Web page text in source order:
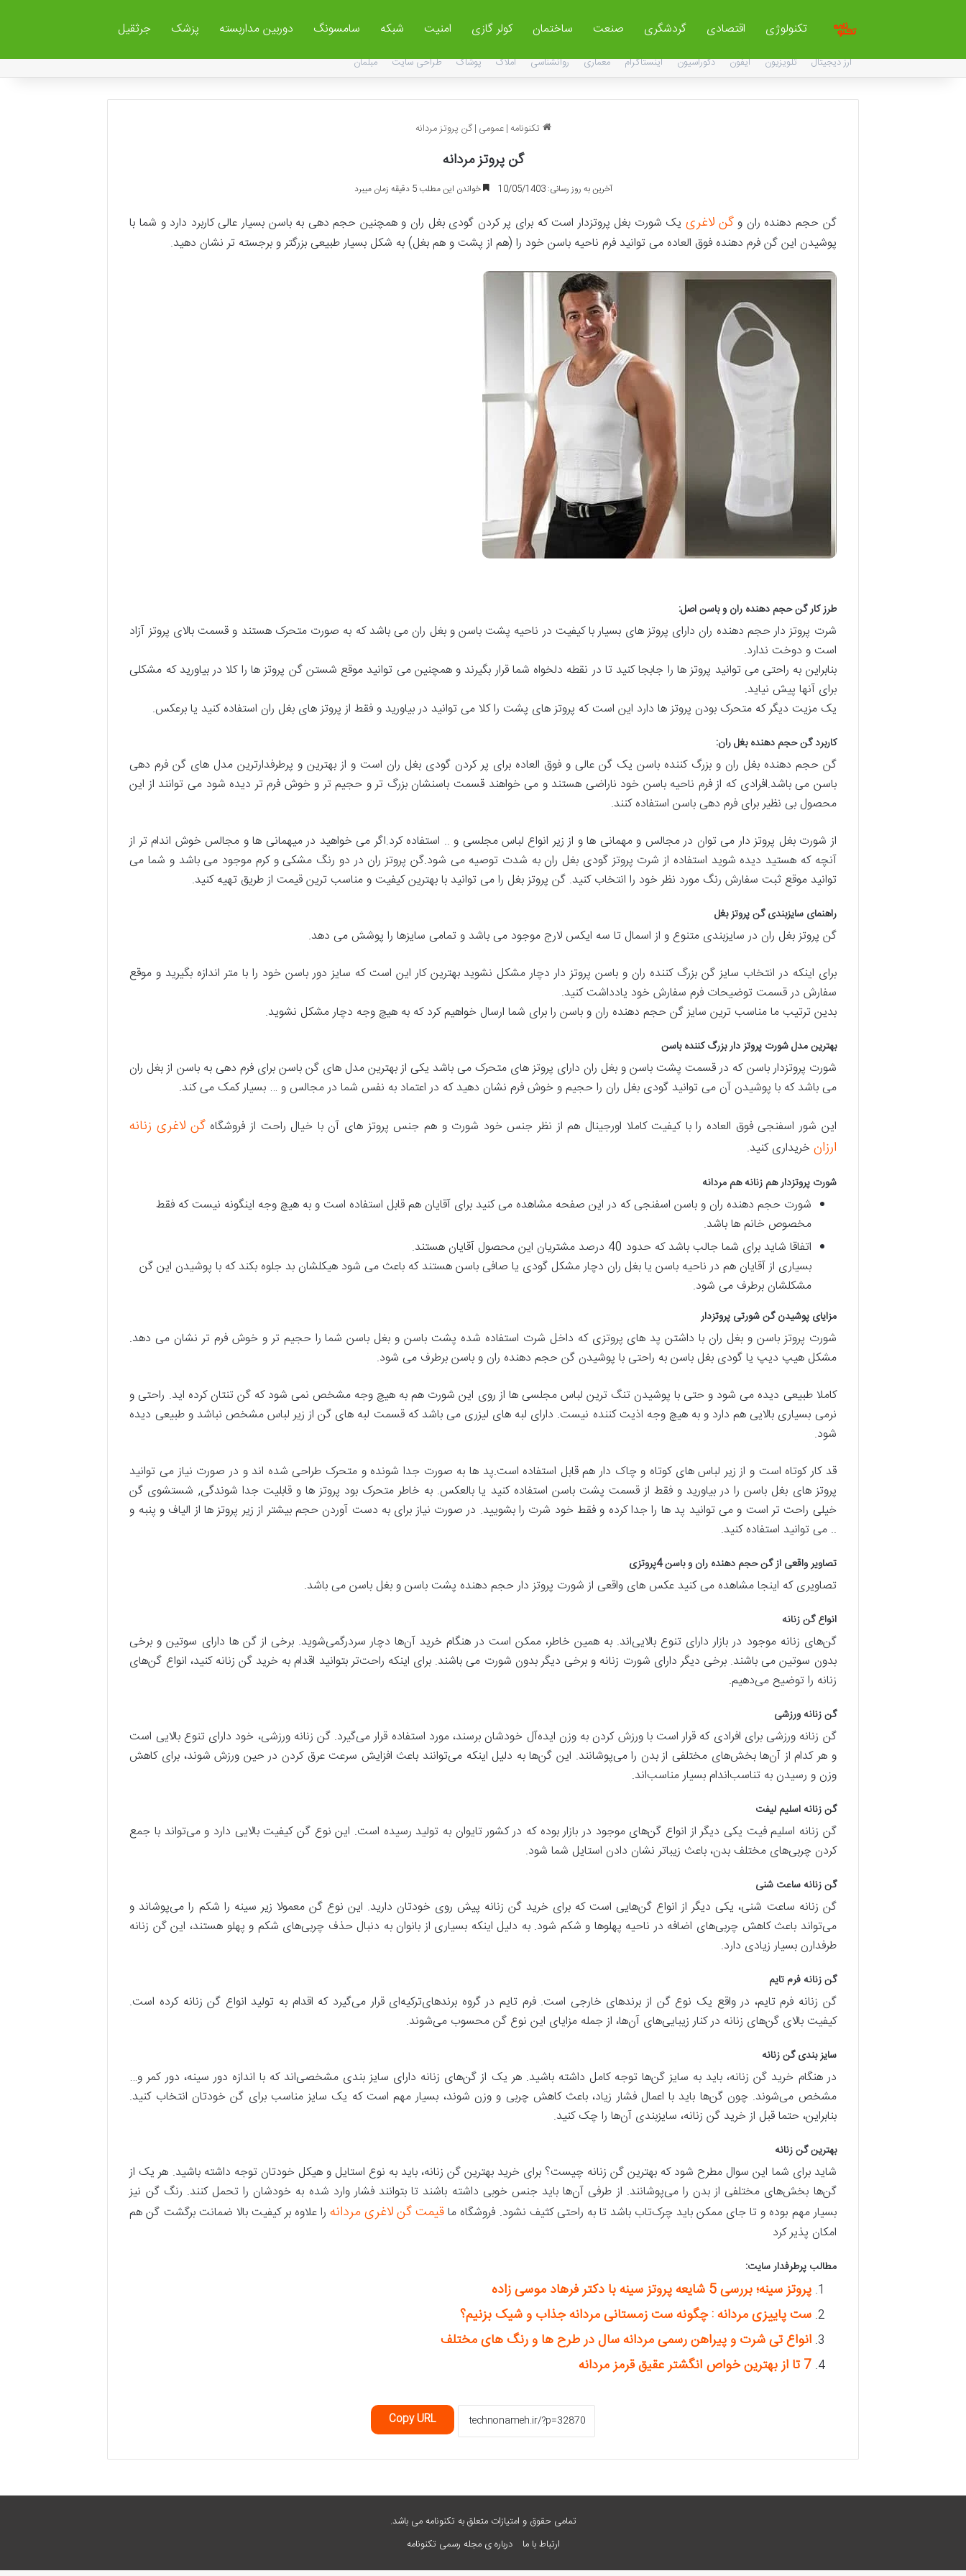
تکنولوژی اقتصادی گردشگری صنعت ساختمان کولر گازی امنیت شبکه سامسونگ دوربین مداربسته پزشک جرثقیل
ارز دیجیتال تلویزیون آیفون دکوراسیون اینستاگرام معماری روانشناسی املاک پوشاک طراحی سایت مبلمان
تکنونامه | عمومی | گن پروتز مردانه
گن پروتز مردانه
آخرین به روز رسانی: 10/05/1403 خواندن این مطلب 5 دقیقه زمان میبرد
گن حجم دهنده ران وگن لاغرییک شورت بغل پروتزدار است که برای پر کردن گودی بغل ران و همچنین حجم دهی به باسن بسیار عالی کاربرد دارد و شما با
پوشیدن این گن فرم دهنده فوق العاده می توانید فرم ناحیه باسن خود را (هم از پشت و هم بغل) به شکل بسیار طبیعی بزرگتر و برجسته تر نشان دهید.
طرز کار گن حجم دهنده ران و باسن اصل:
شرت پروتز دار حجم دهنده ران دارای پروتز های بسیار با کیفیت در ناحیه پشت باسن و بغل ران می باشد که به صورت متحرک هستند و قسمت بالای پروتز آزاد
است و دوخت ندارد.
بنابراین به راحتی می توانید پروتز ها را جابجا کنید تا در نقطه دلخواه شما قرار بگیرند و همچنین می توانید موقع شستن گن پروتز ها را کلا در بیاورید که مشکلی
برای آنها پیش نیاید.
یک مزیت دیگر که متحرک بودن پروتز ها دارد این است که پروتز های پشت را کلا می توانید در بیاورید و فقط از پروتز های بغل ران استفاده کنید یا برعکس.
کاربرد گن حجم دهنده بغل ران:
گن حجم دهنده بغل ران و بزرگ کننده باسن یک گن عالی و فوق العاده برای پر کردن گودی بغل ران است و از بهترین و پرطرفدارترین مدل های گن فرم دهی
باسن می باشد.افرادی که از فرم ناحیه باسن خود ناراضی هستند و می خواهند قسمت باسنشان بزرگ تر و حجیم تر و خوش فرم تر دیده شود می توانند از این
محصول بی نظیر برای فرم دهی باسن استفاده کنند.
از شورت بغل پروتز دار می توان در مجالس و مهمانی ها و از زیر انواع لباس مجلسی و .. استفاده کرد.اگر می خواهید در میهمانی ها و مجالس خوش اندام تر از
آنچه که هستید دیده شوید استفاده از شرت پروتز گودی بغل ران به شدت توصیه می شود.گن پروتز ران در دو رنگ مشکی و کرم موجود می باشد و شما می
توانید موقع ثبت سفارش رنگ مورد نظر خود را انتخاب کنید. گن پروتز بغل را می توانید با بهترین کیفیت و مناسب ترین قیمت از طریق تهیه کنید.
راهنمای سایزبندی گن پروتز بغل
گن پروتز بغل ران در سایزبندی متنوع و از اسمال تا سه ایکس لارج موجود می باشد و تمامی سایزها را پوشش می دهد.
برای اینکه در انتخاب سایز گن بزرگ کننده ران و باسن پروتز دار دچار مشکل نشوید بهترین کار این است که سایز دور باسن خود را با متر اندازه بگیرید و موقع
سفارش در قسمت توضیحات فرم سفارش خود یادداشت کنید.
بدین ترتیب ما مناسب ترین سایز گن حجم دهنده ران و باسن را برای شما ارسال خواهیم کرد که به هیچ وجه دچار مشکل نشوید.
بهترین مدل شورت پروتز دار بزرگ کننده باسن
شورت پروتزدار باسن که در قسمت پشت باسن و بغل ران دارای پروتز های متحرک می باشد یکی از بهترین مدل های گن باسن برای فرم دهی به باسن از بغل ران
می باشد که با پوشیدن آن می توانید گودی بغل ران را حجیم و خوش فرم نشان دهید که در اعتماد به نفس شما در مجالس و … بسیار کمک می کند.
این شور اسفنجی فوق العاده را با کیفیت کاملا اورجینال هم از نظر جنس خود شورت و هم جنس پروتز های آن با خیال راحت از فروشگاهگن لاغری زنانه
ارزان خریداری کنید.
شورت پروتزدار هم زنانه هم مردانه
شورت حجم دهنده ران و باسن اسفنجی که در این صفحه مشاهده می کنید برای آقایان هم قابل استفاده است و به هیچ وجه اینگونه نیست که فقط
مخصوص خانم ها باشد.
اتفاقا شاید برای شما جالب باشد که حدود 40 درصد مشتریان این محصول آقایان هستند.
بسیاری از آقایان هم در ناحیه باسن یا بغل ران دچار مشکل گودی یا صافی باسن هستند که باعث می شود هیکلشان بد جلوه بکند که با پوشیدن این گن
مشکلشان برطرف می شود.
مزایای پوشیدن گن شورتی پروتزدار
شورت پروتز باسن و بغل ران با داشتن پد های پروتزی که داخل شرت استفاده شده پشت باسن و بغل باسن شما را حجیم تر و خوش فرم تر نشان می دهد.
مشکل هیپ دیپ یا گودی بغل باسن به راحتی با پوشیدن گن حجم دهنده ران و باسن برطرف می شود.
کاملا طبیعی دیده می شود و حتی با پوشیدن تنگ ترین لباس مجلسی ها از روی این شورت هم به هیچ وجه مشخص نمی شود که گن تنتان کرده اید. راحتی و
نرمی بسیاری بالایی هم دارد و به هیچ وجه اذیت کننده نیست. دارای لبه های لیزری می باشد که قسمت لبه های گن از زیر لباس مشخص نباشد و طبیعی دیده
شود.
قد کار کوتاه است و از زیر لباس های کوتاه و چاک دار هم قابل استفاده است.پد ها به صورت جدا شونده و متحرک طراحی شده اند و در صورت نیاز می توانید
پروتز های بغل باسن را در بیاورید و فقط از قسمت پشت باسن استفاده کنید یا بالعکس. به خاطر متحرک بود پروتز ها و قابلیت جدا شوندگی, شستشوی گن
خیلی راحت تر است و می توانید پد ها را جدا کرده و فقط خود شرت را بشویید. در صورت نیاز برای به دست آوردن حجم بیشتر از زیر پروتز ها از الیاف و پنبه و
.. می توانید استفاده کنید.
تصاویر واقعی از گن حجم دهنده ران و باسن 4پروتزی
تصاویری که اینجا مشاهده می کنید عکس های واقعی از شورت پروتز دار حجم دهنده پشت باسن و بغل باسن می باشد.
انواع گن زنانه
گن‌های زنانه موجود در بازار دارای تنوع بالایی‌اند. به همین خاطر، ممکن است در هنگام خرید آن‌ها دچار سردرگمی‌شوید. برخی از گن ها دارای سوتین و برخی
بدون سوتین می باشند. برخی دیگر دارای شورت زنانه و برخی دیگر بدون شورت می باشند. برای اینکه راحت‌تر بتوانید اقدام به خرید گن زنانه کنید، انواع گن‌های
زنانه را توضیح می‌دهیم.
گن زنانه ورزشی
گن زنانه ورزشی برای افرادی که قرار است با ورزش کردن به وزن ایده‌آل خودشان برسند، مورد استفاده قرار می‌گیرد. گن زنانه ورزشی، خود دارای تنوع بالایی است
و هر کدام از آن‌ها بخش‌های مختلفی از بدن را می‌پوشانند. این گن‌ها به دلیل اینکه می‌توانند باعث افزایش سرعت عرق کردن در حین ورزش شوند، برای کاهش
وزن و رسیدن به تناسب‌اندام بسیار مناسب‌اند.
گن زنانه اسلیم لیفت
گن زنانه اسلیم فیت یکی دیگر از انواع گن‌های موجود در بازار بوده که در کشور تایوان به تولید رسیده است. این نوع گن کیفیت بالایی دارد و می‌تواند با جمع
کردن چربی‌های مختلف بدن، باعث زیباتر نشان دادن استایل شما شود.
گن زنانه ساعت شنی
گن زنانه ساعت شنی، یکی دیگر از انواع گن‌هایی است که برای خرید گن زنانه پیش روی خودتان دارید. این نوع گن معمولا زیر سینه را شکم را می‌پوشاند و
می‌تواند باعث کاهش چربی‌های اضافه در ناحیه پهلوها و شکم شود. به دلیل اینکه بسیاری از بانوان به دنبال حذف چربی‌های شکم و پهلو هستند، این گن زنانه
طرفدارن بسیار زیادی دارد.
گن زنانه فرم تایم
گن زنانه فرم تایم، در واقع یک نوع گن از برندهای خارجی است. فرم تایم در گروه برندهای‌ترکیه‌ای قرار می‌گیرد که اقدام به تولید انواع گن زنانه کرده است.
کیفیت بالای گن‌های زنانه در کنار زیبایی‌های آن‌ها، از جمله مزایای این نوع گن محسوب می‌شوند.
سایز بندی گن زنانه
در هنگام خرید گن زنانه، باید به سایز گن‌ها توجه کامل داشته باشید. هر یک از گن‌های زنانه دارای سایز بندی مشخصی‌اند که با‌ اندازه دور سینه، دور کمر و…
مشخص می‌شوند. چون گن‌ها باید با اعمال فشار زیاد، باعث کاهش چربی و وزن شوند، بسیار مهم است که یک سایز مناسب برای گن خودتان انتخاب کنید.
بنابراین، حتما قبل از خرید گن زنانه، سایزبندی آن‌ها را چک کنید.
بهترین گن زنانه
شاید برای شما این سوال مطرح شود که بهترین گن زنانه چیست؟ برای خرید بهترین گن زنانه، باید به نوع استایل و هیکل خودتان توجه داشته باشید. هر یک از
گن‌ها بخش‌های مختلفی از بدن را می‌پوشانند. از طرفی آن‌ها باید جنس خوبی داشته باشند تا بتوانند فشار وارد شده به خودشان را تحمل کنند. رنگ گن نیز
بسیار مهم بوده و تا جای ممکن باید چرک‌تاب باشد تا به راحتی کثیف نشود. فروشگاه ماقیمت گن لاغری مردانهرا علاوه بر کیفیت بالا ضمانت برگشت گن هم
امکان پذیر کرد
مطالب پرطرفدار سایت:
پروتز سینه؛ بررسی 5 شایعه پروتز سینه با دکتر فرهاد موسی زاده
ست پاییزی مردانه : چگونه ست زمستانی مردانه جذاب و شیک بزنیم؟
انواع تی شرت و پیراهن رسمی مردانه سال در طرح ها و رنگ های مختلف
7 تا از بهترین خواص انگشتر عقیق قرمز مردانه
Copy URL
تمامی حقوق و امتیازات متعلق به تکنونامه می باشد.
ارتباط با ما
درباره ی مجله رسمی تکنونامه